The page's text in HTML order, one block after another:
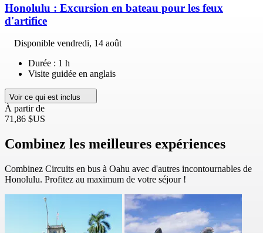
Honolulu : Excursion en bateau pour les feux
d'artifice
Disponible vendredi, 14 août
Durée : 1 h
Visite guidée en anglais
Voir ce qui est inclus
À partir de
71,86 $US
Combinez les meilleures expériences
Combinez Circuits en bus à Oahu avec d'autres incontournables de
Honolulu. Profitez au maximum de votre séjour !